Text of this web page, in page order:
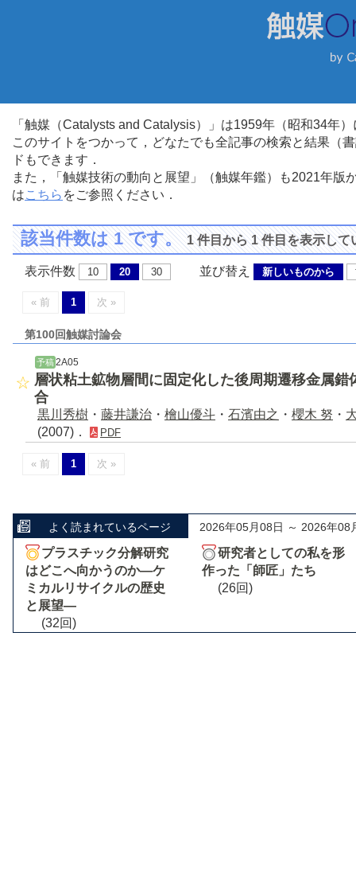
「触媒（Catalysts and Catalysis）」は1959年（昭和34年
このサイトをつかって，どなたでも全記事の検索と結果（
ドもできます．
また，「触媒技術の動向と展望」（触媒年鑑）も2021年
はこちら をご参照ください．
該当件数は 1 です。1 件目から 1 件目を表示して
表示件数 10 20 30 並び替え 新しいものから
« 前 1 次 »
第100回触媒討論会
予稿 2A05
層状粘土鉱物層間に固定化した後周期遷移金属
合
黒川秀樹 ・ 藤井謙治 ・ 檜山優斗 ・ 石濱由之 ・ 櫻木 努 ・
(2007)．
PDF
« 前 1 次 »
よく読まれているページ 2026年05月08日 ～ 2026年08
プラスチック分解研究
はどこへ向かうのか―ケ
ミカルリサイクルの歴史
と展望―
(32回)
研究者としての私を形
作った「師匠」たち
(26回)